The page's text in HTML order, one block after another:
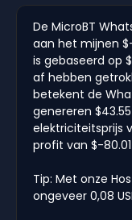
De MicroBT
aan het mijnen
is gebaseerd op
af hebben
betekent de
genereren
elektriciteitsprijs
profit van $-
Tip: Met onze
ongeveer 0,08